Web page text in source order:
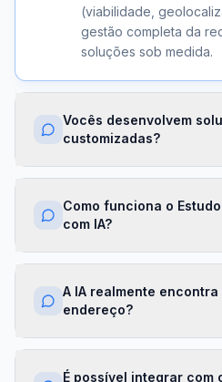
(viabilidade,
gestão completa da
soluções sob medida.
Vocês desenvolvem
customizadas?
Sim. Além dos
algoritmos
sua franqueadora.
Como funciona o
com IA?
Nossa IA cruza dados
financeiras para gerar
por região. Você
com recomendações
A IA realmente encontra
endereço?
Sim. O módulo de
É possível integrar com